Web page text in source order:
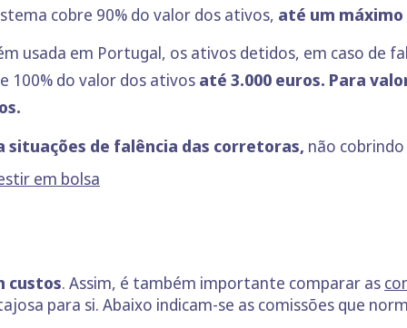
cobre 90% do valor dos ativos, até um máximo
usada em Portugal, os ativos detidos, em caso de
100% do valor dos ativos até 3.000 euros. Para
situações de falência das corretoras, não
em bolsa
custos. Assim, é também importante comparar as
para si. Abaixo indicam-se as comissões que